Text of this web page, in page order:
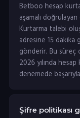
Betboo hesap
aşamalı
Kurtarma talebi
adresine 15 dakika
gönderir. Bu süreç
2026 yılında
denemede
Şifre politikası